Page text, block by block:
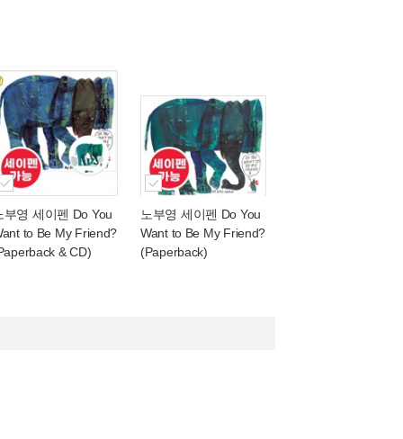
부영 세이펜 Do You
to Be My Friend?
& CD)
노부영 세이펜 Do You
Want to Be My Friend?
(Paperback)